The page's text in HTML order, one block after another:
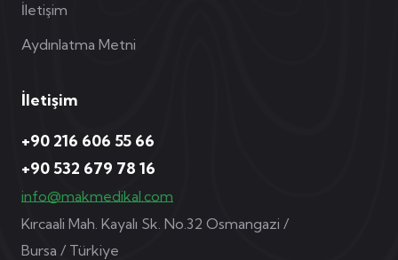
İletişim
Aydınlatma Metni
İletişim
+90 216 606 55 66
+90 532 679 78 16
info@makmedikal.com
Kırcaali Mah. Kayalı Sk. No.32 Osmangazi /
Bursa / Türkiye